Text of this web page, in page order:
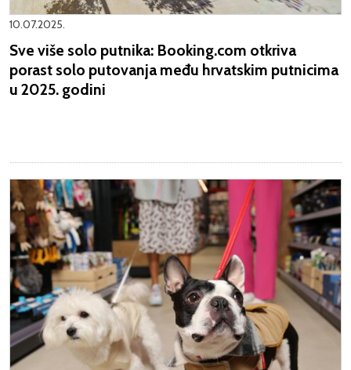
10.07.2025.
Sve više solo putnika: Booking.com otkriva
porast solo putovanja među hrvatskim putnicima
u 2025. godini